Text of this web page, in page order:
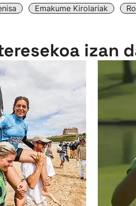
Emakume Kirolariak
izan